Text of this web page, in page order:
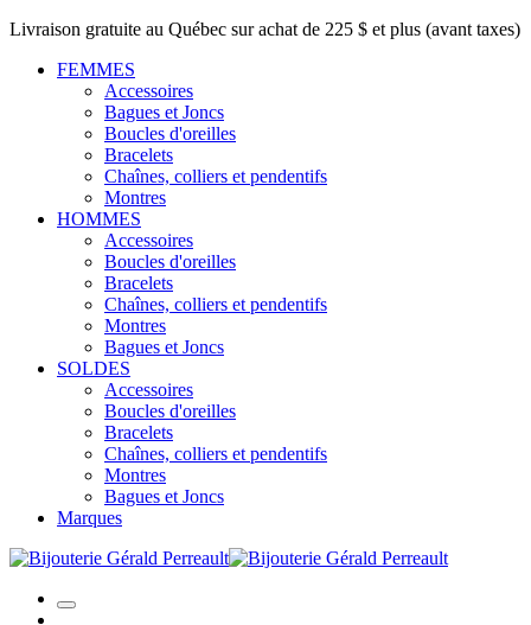
Livraison gratuite au Québec sur achat de 225 $ et plus (avant taxes)
FEMMES
Accessoires
Bagues et Joncs
Boucles d'oreilles
Bracelets
Chaînes, colliers et pendentifs
Montres
HOMMES
Accessoires
Boucles d'oreilles
Bracelets
Chaînes, colliers et pendentifs
Montres
Bagues et Joncs
SOLDES
Accessoires
Boucles d'oreilles
Bracelets
Chaînes, colliers et pendentifs
Montres
Bagues et Joncs
Marques